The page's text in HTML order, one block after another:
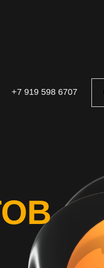
+7 919 598 6707